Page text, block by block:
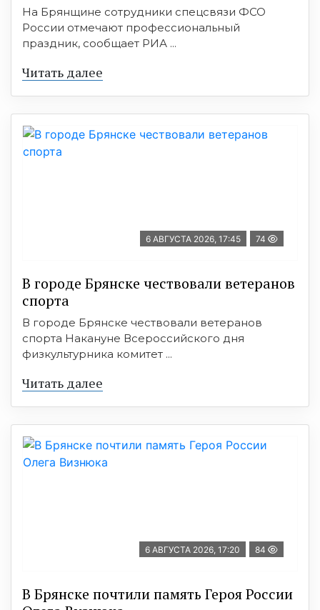
На Брянщине сотрудники спецсвязи ФСО
России отмечают профессиональный
праздник, сообщает РИА ...
Читать далее
6 АВГУСТА 2026, 17:45 74
В городе Брянске чествовали ветеранов
спорта
В городе Брянске чествовали ветеранов
спорта Накануне Всероссийского дня
физкультурника комитет ...
Читать далее
6 АВГУСТА 2026, 17:20 84
В Брянске почтили память Героя России